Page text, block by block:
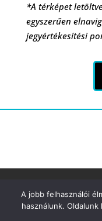
*A térképet
egyszerűen
jegyértékesítési
A jobb felhasználói
használunk.